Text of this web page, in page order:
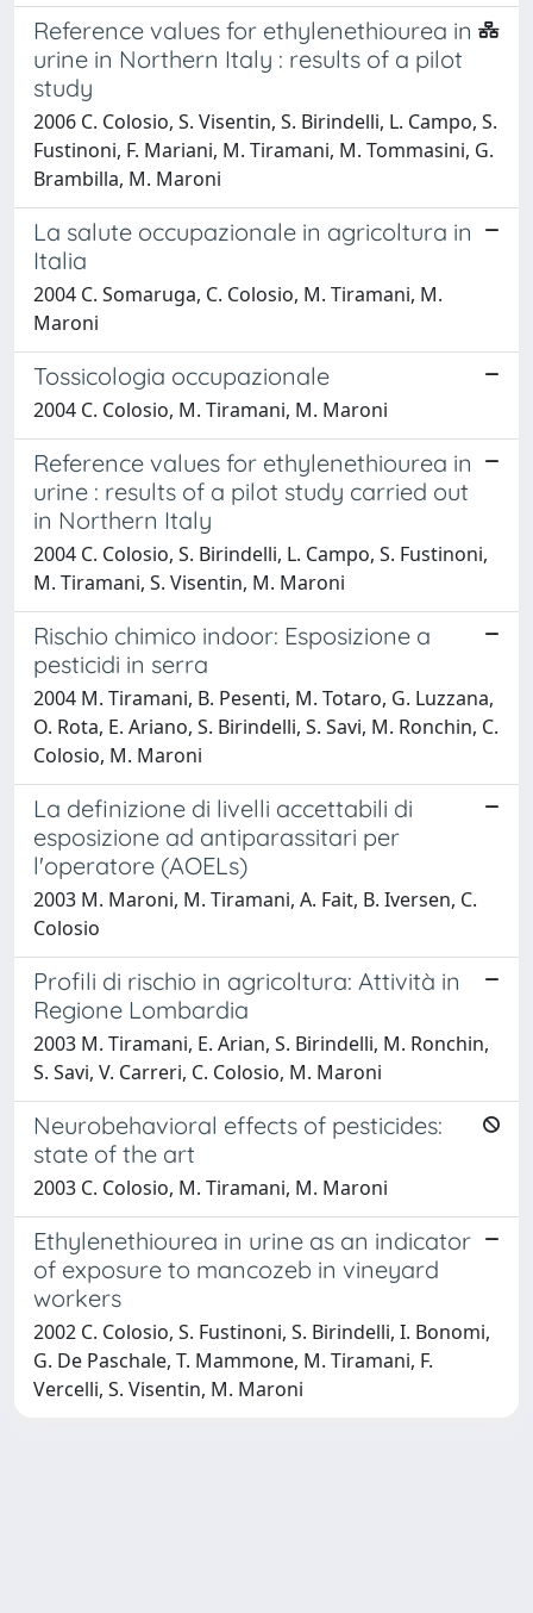
Reference values for ethylenethiourea in
urine in Northern Italy : results of a pilot
study
2006 C. Colosio, S. Visentin, S. Birindelli, L. Campo, S.
Fustinoni, F. Mariani, M. Tiramani, M. Tommasini, G.
Brambilla, M. Maroni
La salute occupazionale in agricoltura in
Italia
2004 C. Somaruga, C. Colosio, M. Tiramani, M.
Maroni
Tossicologia occupazionale
2004 C. Colosio, M. Tiramani, M. Maroni
Reference values for ethylenethiourea in
urine : results of a pilot study carried out
in Northern Italy
2004 C. Colosio, S. Birindelli, L. Campo, S. Fustinoni,
M. Tiramani, S. Visentin, M. Maroni
Rischio chimico indoor: Esposizione a
pesticidi in serra
2004 M. Tiramani, B. Pesenti, M. Totaro, G. Luzzana,
O. Rota, E. Ariano, S. Birindelli, S. Savi, M. Ronchin, C.
Colosio, M. Maroni
La definizione di livelli accettabili di
esposizione ad antiparassitari per
l'operatore (AOELs)
2003 M. Maroni, M. Tiramani, A. Fait, B. Iversen, C.
Colosio
Profili di rischio in agricoltura: Attività in
Regione Lombardia
2003 M. Tiramani, E. Arian, S. Birindelli, M. Ronchin,
S. Savi, V. Carreri, C. Colosio, M. Maroni
Neurobehavioral effects of pesticides:
state of the art
2003 C. Colosio, M. Tiramani, M. Maroni
Ethylenethiourea in urine as an indicator
of exposure to mancozeb in vineyard
workers
2002 C. Colosio, S. Fustinoni, S. Birindelli, I. Bonomi,
G. De Paschale, T. Mammone, M. Tiramani, F.
Vercelli, S. Visentin, M. Maroni